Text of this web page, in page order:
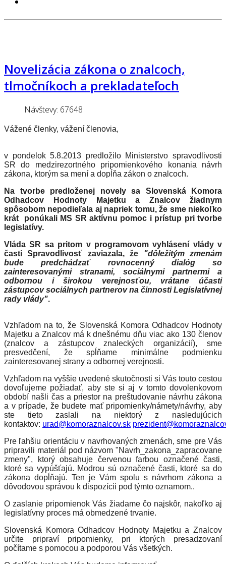
Novelizácia zákona o znalcoch,
tlmočníkoch a prekladateľoch
Návštevy: 67648
Vážené členky, vážení členovia,
v pondelok 5.8.2013 predložilo Ministerstvo spravodlivosti
SR do medzirezortného pripomienkového konania návrh
zákona, ktorým sa mení a dopĺňa zákon o znalcoch.
Na tvorbe predloženej novely sa Slovenská Komora
Odhadcov Hodnoty Majetku a Znalcov žiadnym
spôsobom nepodieľala aj napriek tomu, že sme niekoľko
krát ponúkali MS SR aktívnu pomoc i prístup pri tvorbe
legislatívy.
Vláda SR sa pritom v programovom vyhlásení vlády v
časti Spravodlivosť zaviazala, že "dôležitým zmenám
bude predchádzať rovnocenný dialóg so
zainteresovanými stranami, sociálnymi partnermi a
odbornou i širokou verejnosťou, vrátane účasti
zástupcov sociálnych partnerov na činnosti Legislatívnej
rady vlády".
Vzhľadom na to, že Slovenská Komora Odhadcov Hodnoty
Majetku a Znalcov má k dnešnému dňu viac ako 130 členov
(znalcov a zástupcov znaleckých organizácií), sme
presvedčení, že spĺňame minimálne podmienku
zainteresovanej strany a odbornej verejnosti.
Vzhľadom na vyššie uvedené skutočnosti si Vás touto cestou
dovoľujeme požiadať, aby ste si aj v tomto dovolenkovom
období našli čas a priestor na preštudovanie návrhu zákona
a v prípade, že budete mať pripomienky/námety/návrhy, aby
ste tieto zaslali na niektorý z nasledujúcich
kontaktov: urad@komoraznalcov.sk
Pre ľahšiu orientáciu v navrhovaných zmenách, sme pre Vás
pripravili materiál pod názvom "Navrh_zakona_zapracovane
zmeny", ktorý obsahuje červenou farbou označené časti,
ktoré sa vypúšťajú. Modrou sú označené časti, ktoré sa do
zákona dopĺňajú. Ten je Vám spolu s návrhom zákona a
dôvodovou správou k dispozícii pod týmto oznamom..
O zaslanie pripomienok Vás žiadame čo najskôr, nakoľko aj
legislatívny proces má obmedzené trvanie.
Slovenská Komora Odhadcov Hodnoty Majetku a Znalcov
určite pripraví pripomienky, pri ktorých presadzovaní
počítame s pomocou a podporou Vás všetkých.